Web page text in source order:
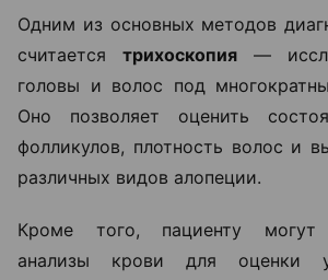
Одним из основных методов
считается трихоскопия —
головы и волос под
Оно позволяет оценить
фолликулов, плотность волос и
различных видов алопеции.
Кроме того, пациенту могут
анализы крови для оценки